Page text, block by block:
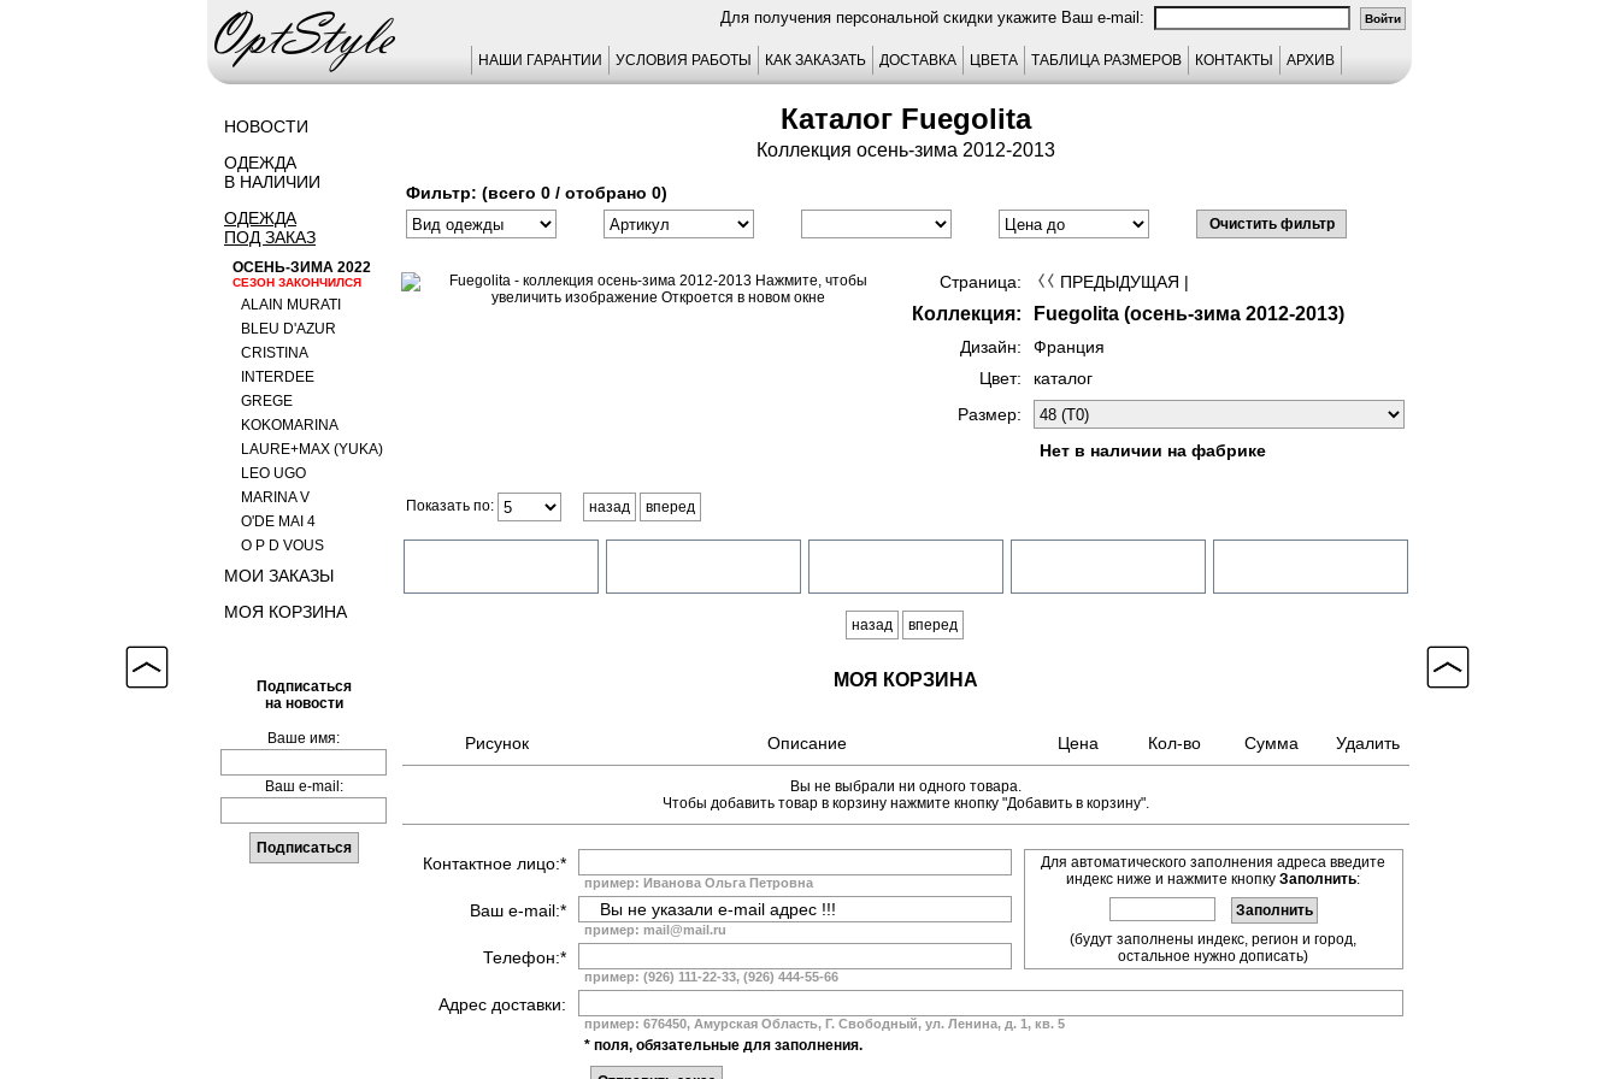
Для получения персональной скидки укажите Ваш e-mail:
НАШИ ГАРАНТИИ УСЛОВИЯ РАБОТЫ КАК ЗАКАЗАТЬ ДОСТАВКА ЦВЕТА ТАБЛИЦА РАЗМЕРОВ КОНТАКТЫ АРХИВ
НОВОСТИ
ОДЕЖДА
В НАЛИЧИИ
ОДЕЖДА
ПОД ЗАКАЗ
ОСЕНЬ-ЗИМА 2022
СЕЗОН ЗАКОНЧИЛСЯ
ALAIN MURATI
BLEU D'AZUR
CRISTINA
INTERDEE
GREGE
KOKOMARINA
LAURE+MAX (YUKA)
LEO UGO
MARINA V
O'DE MAI 4
O P D VOUS
МОИ ЗАКАЗЫ
МОЯ КОРЗИНА
Подписаться
на новости
Ваше имя:
Ваш e-mail:
Каталог Fuegolita
Коллекция осень-зима 2012-2013
Фильтр: (всего 0 / отобрано 0)
Страница: ПРЕДЫДУЩАЯ |
Коллекция: Fuegolita (осень-зима 2012-2013)
Дизайн:
Франция
Цвет:
каталог
Размер:
Нет в наличии на фабрике
Показать по: назад вперед
назад вперед
МОЯ КОРЗИНА
Рисунок Описание Цена Кол-во Сумма Удалить
Вы не выбрали ни одного товара.
Чтобы добавить товар в корзину нажмите кнопку "Добавить в корзину".
Контактное лицо:*
Для автоматического заполнения адреса введите
индекс ниже и нажмите кнопку Заполнить:
(будут заполнены индекс, регион и город,
остальное нужно дописать)
пример: Иванова Ольга Петровна
Ваш e-mail:*
пример: mail@mail.ru
Телефон:*
пример: (926) 111-22-33, (926) 444-55-66
Адрес доставки:
пример: 676450, Амурская Область, Г. Свободный, ул. Ленина, д. 1, кв. 5
* поля, обязательные для заполнения.